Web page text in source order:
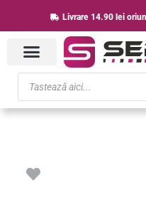
to
content
Livrare 14.90 lei
Products
search
Perna